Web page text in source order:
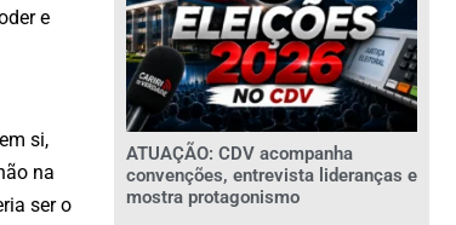
e
si,
na
ser o
ATUAÇÃO: CDV acompanha
convenções, entrevista lideranças e
mostra protagonismo